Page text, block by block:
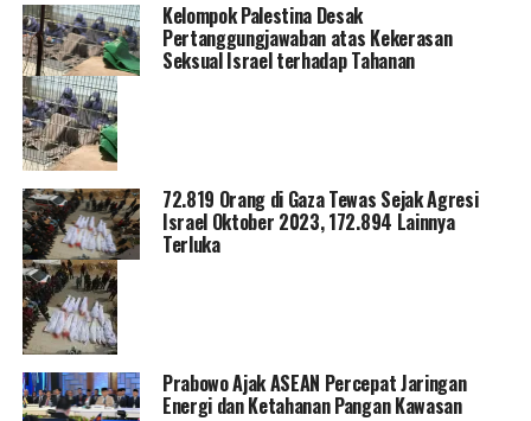
Kelompok Palestina Desak
Pertanggungjawaban atas Kekerasan
Seksual Israel terhadap Tahanan
72.819 Orang di Gaza Tewas Sejak Agresi
Israel Oktober 2023, 172.894 Lainnya
Terluka
Prabowo Ajak ASEAN Percepat Jaringan
Energi dan Ketahanan Pangan Kawasan